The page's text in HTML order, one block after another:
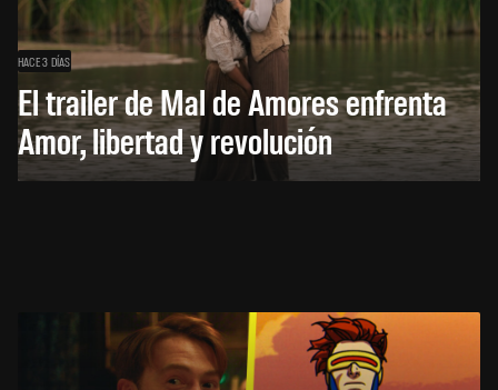
HACE 3 DÍAS
El trailer de Mal de Amores enfrenta
Amor, libertad y revolución